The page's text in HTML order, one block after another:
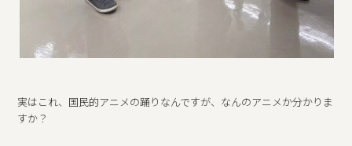
実はこれ、国民的アニメの踊りなんですが、なんのアニメか分かりま
すか？